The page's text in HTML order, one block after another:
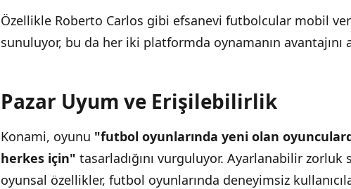
Özellikle Roberto Carlos gibi efsanevi futbolcular mobil
sunuluyor, bu da her iki platformda oynamanın avantajını
Pazar Uyum ve Erişilebilirlik
Konami, oyunu "futbol oyunlarında yeni olan
herkes için" tasarladığını vurguluyor. Ayarlanabilir
oyunsal özellikler, futbol oyunlarında deneyimsiz